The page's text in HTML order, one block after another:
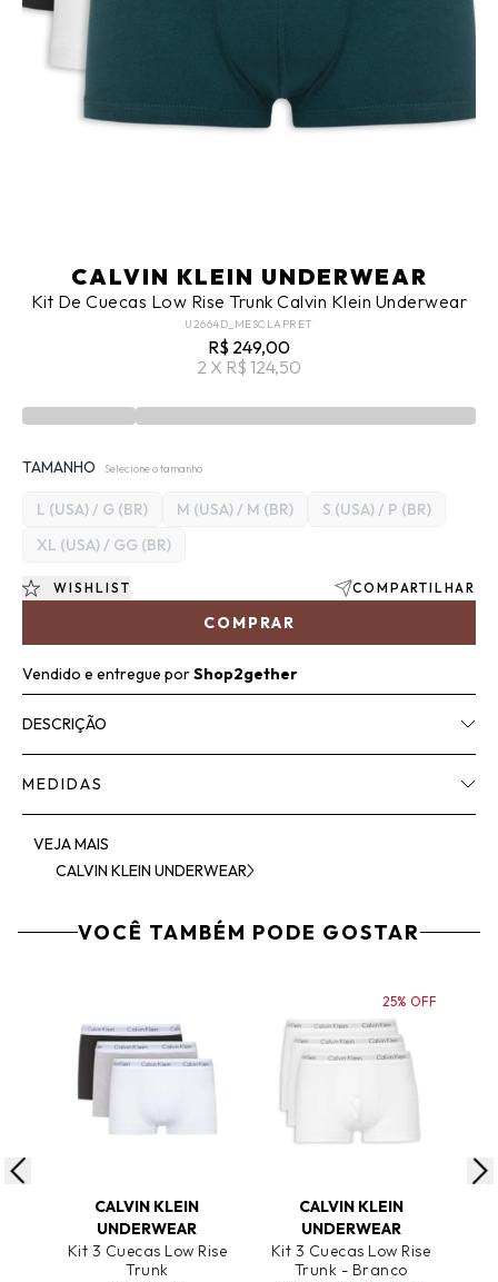
CALVIN KLEIN UNDERWEAR
Kit De Cuecas Low Rise Trunk Calvin Klein Underwear
U2664D_MESCLAPRET
R$ 249,00
2 X R$ 124,50
TAMANHO Selecione o tamanho
L (USA) / G (BR) M (USA) / M (BR)
S (USA) / P (BR)
XL (USA) / GG (BR)
COMPRAR
WISHLIST COMPARTILHAR
Vendido e entregue porShop2gether
DESCRIÇÃO
MEDIDAS
VEJA MAIS
CALVIN KLEIN UNDERWEAR
VOCÊ TAMBÉM PODE GOSTAR
CALVIN KLEIN
UNDERWEAR
Kit 3 Cuecas Low Rise
Trunk
CALVIN KLEIN
UNDERWEAR
Kit 3 Cuecas Low Rise
Trunk - Branco
25% OFF